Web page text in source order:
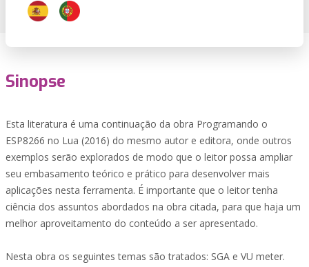
Sinopse
Esta literatura é uma continuação da obra Programando o
ESP8266 no Lua (2016) do mesmo autor e editora, onde outros
exemplos serão explorados de modo que o leitor possa ampliar
seu embasamento teórico e prático para desenvolver mais
aplicações nesta ferramenta. É importante que o leitor tenha
ciência dos assuntos abordados na obra citada, para que haja um
melhor aproveitamento do conteúdo a ser apresentado.
Nesta obra os seguintes temas são tratados: SGA e VU meter.